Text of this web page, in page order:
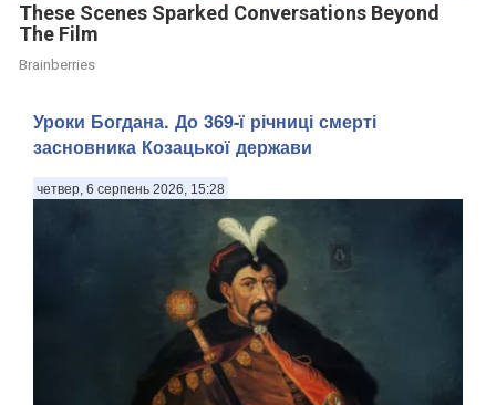
These Scenes Sparked Conversations Beyond
The Film
Brainberries
Уроки Богдана. До 369-ї річниці смерті
засновника Козацької держави
четвер, 6 серпень 2026, 15:28